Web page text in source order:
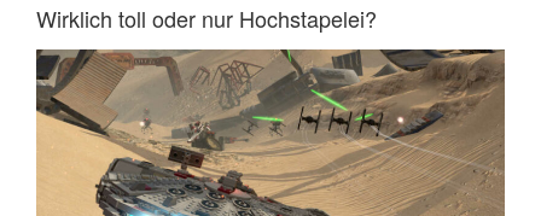
Wirklich toll oder nur Hochstapelei?